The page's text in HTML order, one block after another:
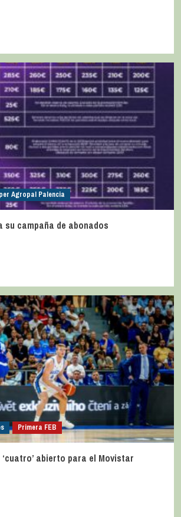
Agropal Palencia
su campaña de abonados
Primera FEB
abierto para el Movistar